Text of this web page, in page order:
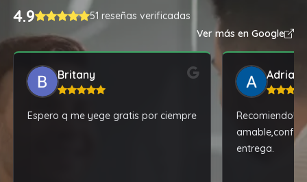
4.9
51 reseñas verificadas
Ver más en Google
Britany
Espero q me yege gratis por ciempre
Recomiendo!
entrega.